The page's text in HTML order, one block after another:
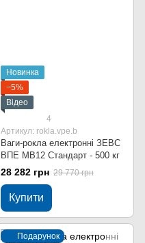
Новинка
−5%
Відео
4
Артикул: rokla.vpe.b
Ваги-рокла електронні ЗЕВС
ВПЕ МВ12 Стандарт - 500 кг
28 282 грн 29 770 грн
Купити
Подарунок